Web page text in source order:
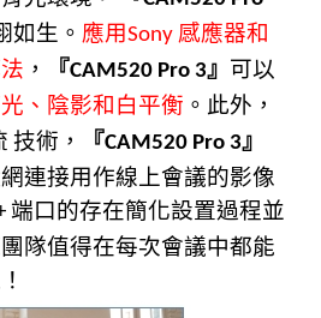
如生。 應用Sony 感應器和
， 『CAM520 Pro 3』 可以
、陰影和白平衡 。此外，
技術， 『CAM520 Pro 3』
連接用作線上會議的影像
端口的存在簡化設置過程並
隊值得在每次會議中都能